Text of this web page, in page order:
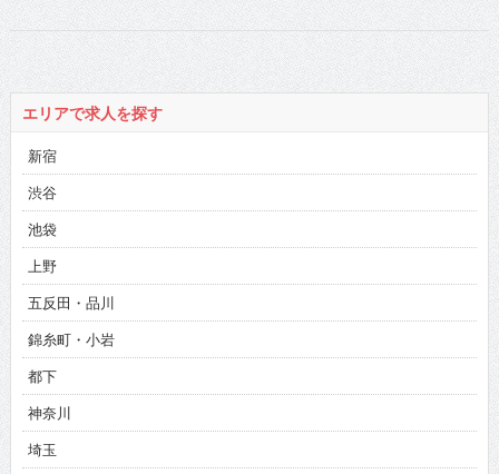
エリアで求人を探す
新宿
渋谷
池袋
上野
五反田・品川
錦糸町・小岩
都下
神奈川
埼玉